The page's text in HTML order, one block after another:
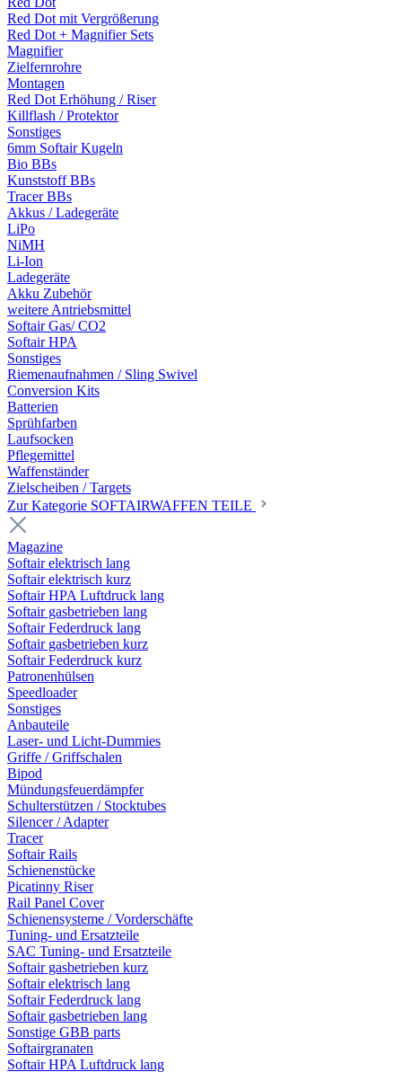
Red Dot mit Vergrößerung
Red Dot + Magnifier Sets
Magnifier
Zielfernrohre
Montagen
Red Dot Erhöhung / Riser
Killflash / Protektor
Sonstiges
6mm Softair Kugeln
Bio BBs
Kunststoff BBs
Tracer BBs
Akkus / Ladegeräte
LiPo
NiMH
Li-Ion
Ladegeräte
Akku Zubehör
weitere Antriebsmittel
Softair Gas/ CO2
Softair HPA
Sonstiges
Riemenaufnahmen / Sling Swivel
Conversion Kits
Batterien
Sprühfarben
Laufsocken
Pflegemittel
Waffenständer
Zielscheiben / Targets
Zur Kategorie SOFTAIRWAFFEN TEILE
Magazine
Softair elektrisch lang
Softair elektrisch kurz
Softair HPA Luftdruck lang
Softair gasbetrieben lang
Softair Federdruck lang
Softair gasbetrieben kurz
Softair Federdruck kurz
Patronenhülsen
Speedloader
Sonstiges
Anbauteile
Laser- und Licht-Dummies
Griffe / Griffschalen
Bipod
Mündungsfeuerdämpfer
Schulterstützen / Stocktubes
Silencer / Adapter
Tracer
Softair Rails
Schienenstücke
Picatinny Riser
Rail Panel Cover
Schienensysteme / Vorderschäfte
Tuning- und Ersatzteile
SAC Tuning- und Ersatzteile
Softair gasbetrieben kurz
Softair elektrisch lang
Softair Federdruck lang
Softair gasbetrieben lang
Sonstige GBB parts
Softairgranaten
Softair HPA Luftdruck lang